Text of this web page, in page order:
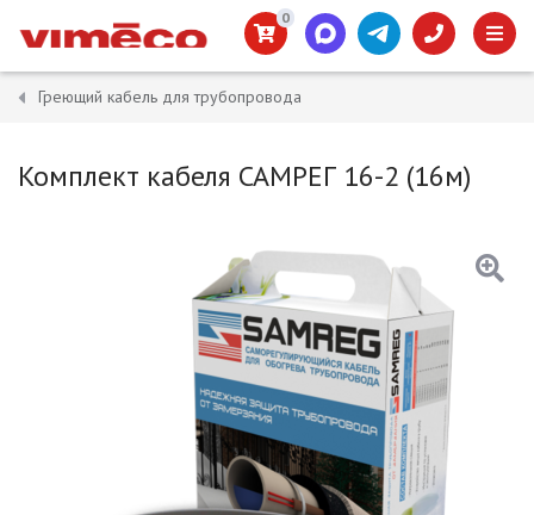
0
Греющий кабель для трубопровода
Комплект кабеля САМРЕГ 16-2 (16м)